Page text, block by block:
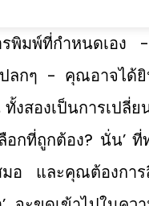
รพิมพ์ที่กำหนดเอ
ลกๆ - คุณอาจได้ยิ
งสองเป็นการเปลี่
กที่ถูกต้อง? นั่น’
อ และคุณต้องการ